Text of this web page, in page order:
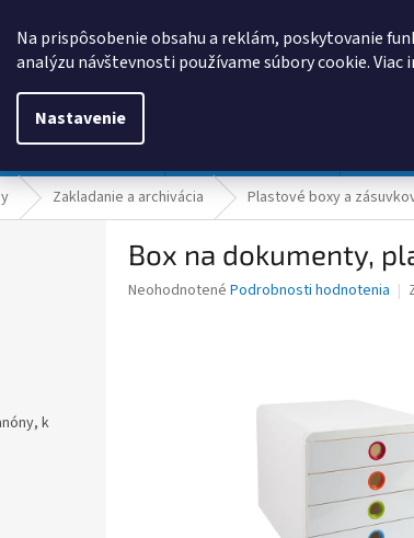
Na prispôsobenie obsahu a reklám, poskytovanie
analýzu návštevnosti používame súbory cookie. Viac
Nastavenie
Zakladanie a archivácia Plastové boxy a
k
Box na dokumenty,
Priemerné
Neohodnotené Podrobnosti hodnotenia